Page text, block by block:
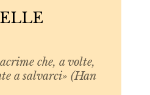
che, a volte,
a salvarci» (Han